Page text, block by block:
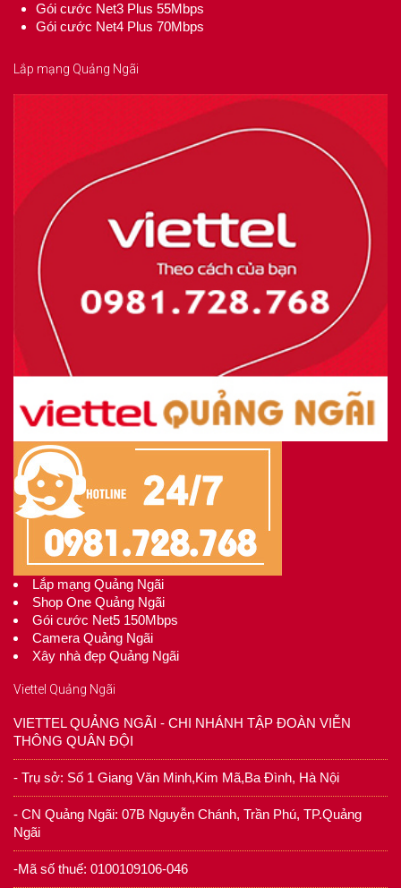
Gói cước Net3 Plus 55Mbps
Gói cước Net4 Plus 70Mbps
Lắp mạng Quảng Ngãi
Lắp mạng Quảng Ngãi
Shop One Quảng Ngãi
Gói cước Net5 150Mbps
Camera Quảng Ngãi
Xây nhà đẹp Quảng Ngãi
Viettel Quảng Ngãi
VIETTEL QUẢNG NGÃI - CHI NHÁNH TẬP ĐOÀN VIỄN
THÔNG QUÂN ĐỘI
- Trụ sở: Số 1 Giang Văn Minh,Kim Mã,Ba Đình, Hà Nội
- CN Quảng Ngãi: 07B Nguyễn Chánh, Trần Phú, TP.Quảng
Ngãi
-Mã số thuế: 0100109106-046